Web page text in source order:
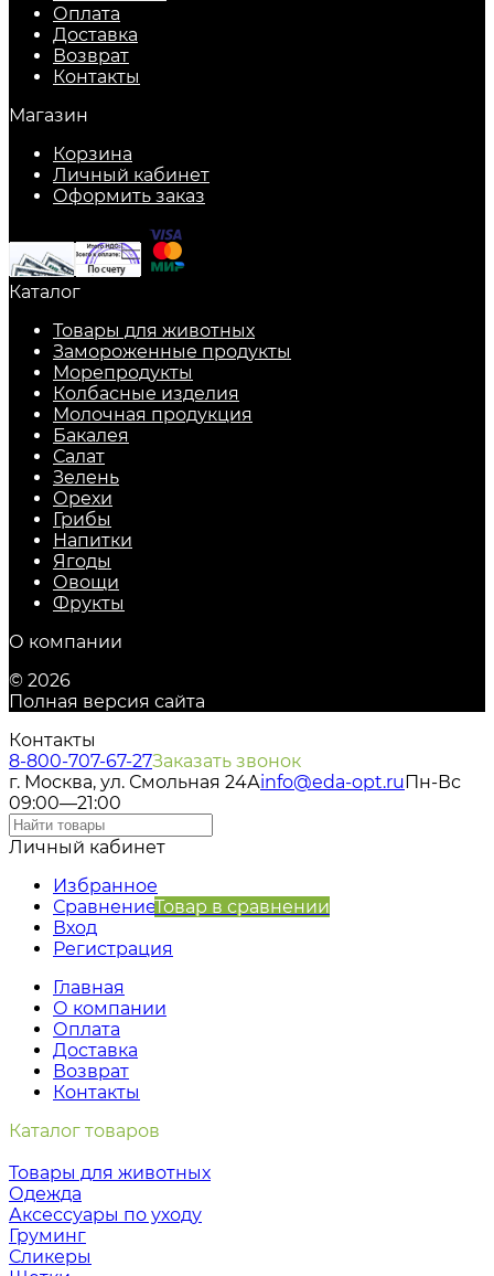
Оплата
Доставка
Возврат
Контакты
Магазин
Корзина
Личный кабинет
Оформить заказ
Каталог
Товары для животных
Замороженные продукты
Морепродукты
Колбасные изделия
Молочная продукция
Бакалея
Салат
Зелень
Орехи
Грибы
Напитки
Ягоды
Овощи
Фрукты
О компании
© 2026
Полная версия сайта
Контакты
8-800-707-67-27Заказать звонок
г. Москва, ул. Смольная 24Аinfo@eda-opt.ruПн-Вс
09:00—21:00
Личный кабинет
Избранное
СравнениеТовар в сравнении
Вход
Регистрация
Главная
О компании
Оплата
Доставка
Возврат
Контакты
Каталог товаров
Товары для животных
Одежда
Аксессуары по уходу
Груминг
Сликеры